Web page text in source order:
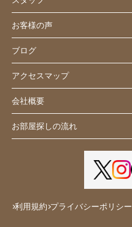
お客様の声
ブログ
アクセスマップ
会社概要
お部屋探しの流れ
利用規約 プライバシーポリシー